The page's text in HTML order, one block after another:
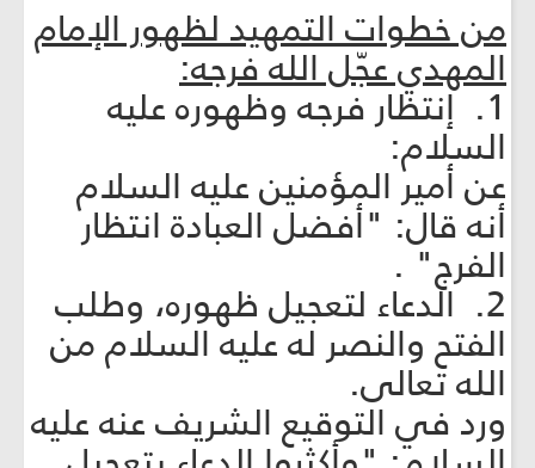
من خطوات التمهيد لظهور الإمام
المهدي عجّل الله فرجه:
1. إنتظار فرجه وظهوره عليه
السلام:
عن أمير المؤمنين عليه السلام
أنه قال: "أفضل العبادة انتظار
الفرج" .
2. الدعاء لتعجيل ظهوره، وطلب
الفتح والنصر له عليه السلام من
الله تعالى.
ورد في التوقيع الشريف عنه عليه